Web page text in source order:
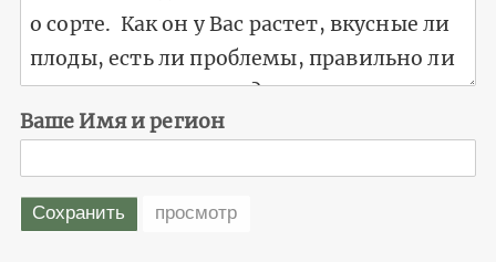
Ваше Имя и регион